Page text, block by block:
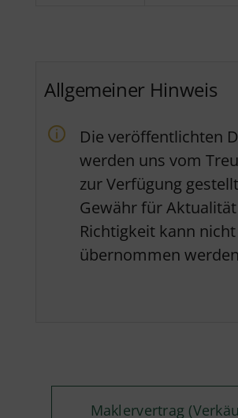
Allgemeiner Hinweis
Die veröffentlichten
werden uns vom
zur Verfügung
Gewähr für
Richtigkeit kann nicht
übernommen
Maklervertrag